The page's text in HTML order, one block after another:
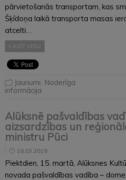
pārvietošanās transportam, kas
Šķīdoņa laikā transporta masas
atcelti…
LASĪT VISU
Jaunumi Noderīga
informācija
Alūksnē pašvaldības
aizsardzības un
ministru Pūci
18.03.2019
Piektdien, 15. martā, Alūksnes
novada pašvaldības vadība –